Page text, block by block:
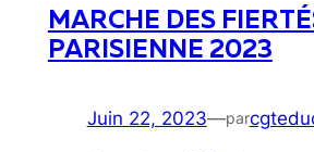
MARCHE DES
PARISIENNE 2023
Juin 22, 2023—par